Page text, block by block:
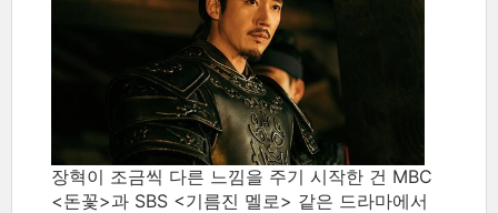
장혁이 조금씩 다른 느낌을 주기 시작한 건 MBC
<돈꽃>과 SBS <기름진 멜로> 같은 드라마에서